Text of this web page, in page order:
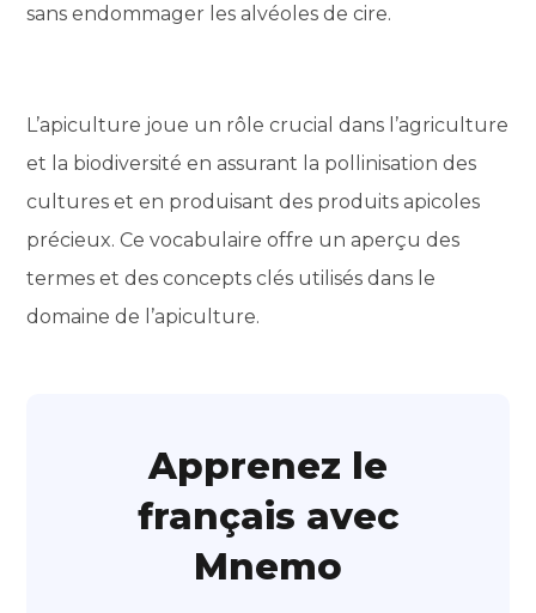
sans endommager les alvéoles de cire.
L’apiculture joue un rôle crucial dans l’agriculture
et la biodiversité en assurant la pollinisation des
cultures et en produisant des produits apicoles
précieux. Ce vocabulaire offre un aperçu des
termes et des concepts clés utilisés dans le
domaine de l’apiculture.
Apprenez le
français avec
Mnemo